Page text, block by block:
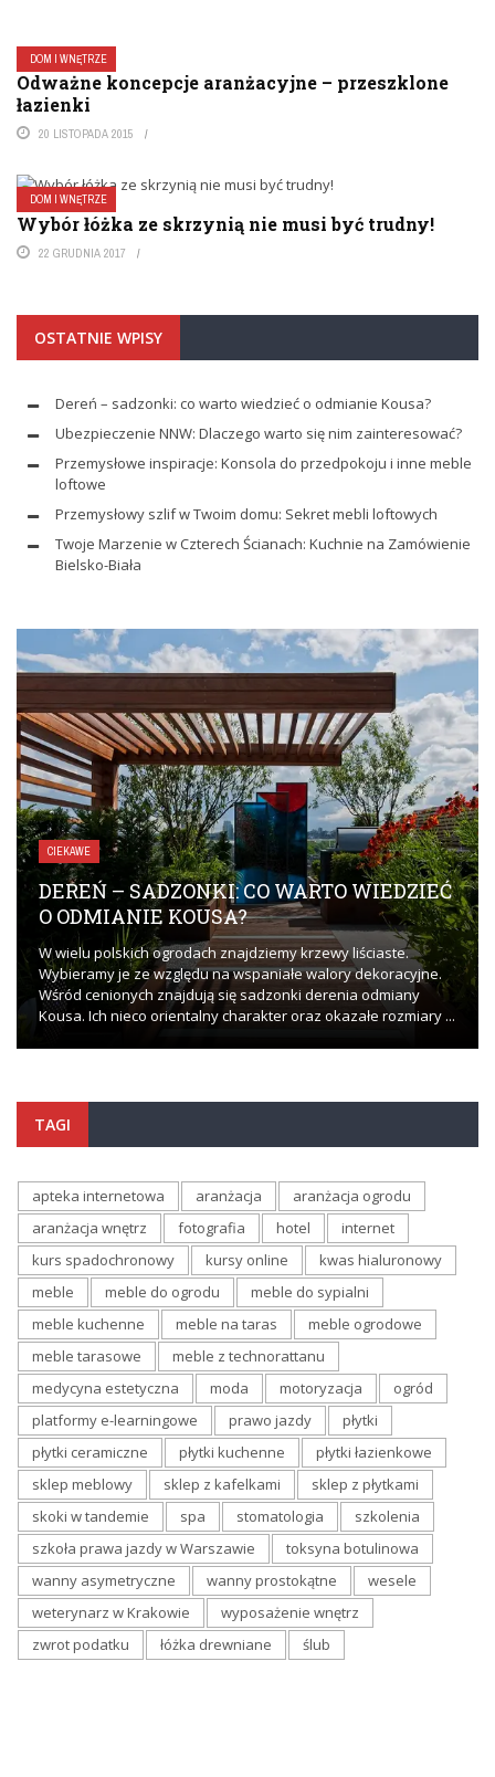
DOM I WNĘTRZE
Odważne koncepcje aranżacyjne – przeszklone
łazienki
20 LISTOPADA 2015
DOM I WNĘTRZE
Wybór łóżka ze skrzynią nie musi być trudny!
22 GRUDNIA 2017
OSTATNIE WPISY
Dereń – sadzonki: co warto wiedzieć o odmianie Kousa?
Ubezpieczenie NNW: Dlaczego warto się nim zainteresować?
Przemysłowe inspiracje: Konsola do przedpokoju i inne meble
loftowe
Przemysłowy szlif w Twoim domu: Sekret mebli loftowych
Twoje Marzenie w Czterech Ścianach: Kuchnie na Zamówienie
Bielsko-Biała
CIEKAWE
DEREŃ – SADZONKI: CO WARTO WIEDZIEĆ
O ODMIANIE KOUSA?
W wielu polskich ogrodach znajdziemy krzewy liściaste.
Wybieramy je ze względu na wspaniałe walory dekoracyjne.
Wśród cenionych znajdują się sadzonki derenia odmiany
Kousa. Ich nieco orientalny charakter oraz okazałe rozmiary ...
TAGI
apteka internetowa aranżacja
aranżacja ogrodu
aranżacja wnętrz
fotografia hotel
internet
kurs spadochronowy
kursy online
kwas hialuronowy
meble
meble do ogrodu
meble do sypialni
meble kuchenne
meble na taras
meble ogrodowe
meble tarasowe
meble z technorattanu
medycyna estetyczna
moda motoryzacja
ogród
platformy e-learningowe
prawo jazdy
płytki
płytki ceramiczne
płytki kuchenne
płytki łazienkowe
sklep meblowy
sklep z kafelkami
sklep z płytkami
skoki w tandemie
spa stomatologia
szkolenia
szkoła prawa jazdy w Warszawie
toksyna botulinowa
wanny asymetryczne
wanny prostokątne
wesele
weterynarz w Krakowie
wyposażenie wnętrz
zwrot podatku
łóżka drewniane ślub